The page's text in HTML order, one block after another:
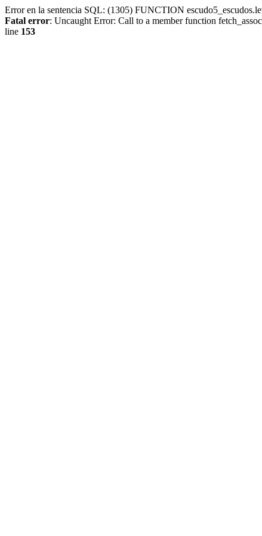
Error en la sentencia SQL: (1305) FUNCTION
Fatal error: Uncaught Error: Call to a member function
line 153